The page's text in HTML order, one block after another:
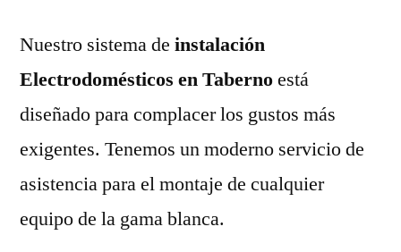
Nuestro sistema de instalación
Electrodomésticos en Tabernoestá
diseñado para complacer los gustos más
exigentes. Tenemos un moderno servicio de
asistencia para el montaje de cualquier
equipo de la gama blanca.